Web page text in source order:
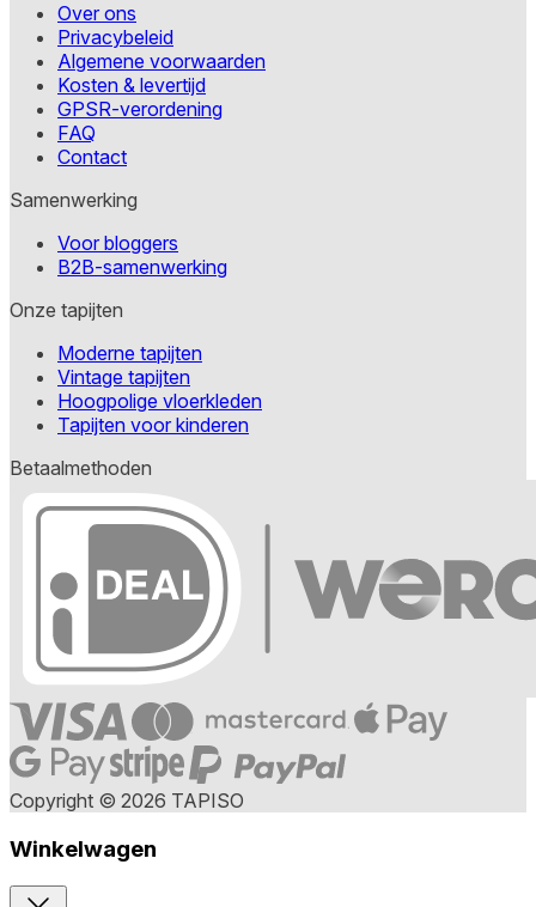
Over ons
Privacybeleid
Algemene voorwaarden
Kosten & levertijd
GPSR-verordening
FAQ
Contact
Samenwerking
Voor bloggers
B2B-samenwerking
Onze tapijten
Moderne tapijten
Vintage tapijten
Hoogpolige vloerkleden
Tapijten voor kinderen
Betaalmethoden
Copyright © 2026 TAPISO
Winkelwagen